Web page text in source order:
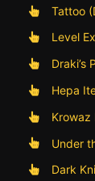
Tattoo
Level
Draki’s
Hepa
Krowaz
Under
Dark